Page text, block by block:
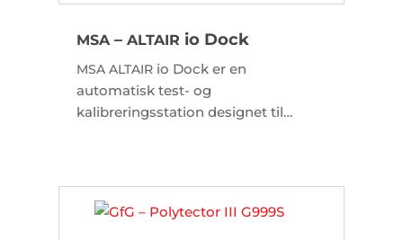
MSA– ALTAIR io Dock
MSA ALTAIRio Dock er en
automatisk test- og
kalibreringsstation designet til
nødvendige bump-tests og
kalibreringer, hvorefter alle